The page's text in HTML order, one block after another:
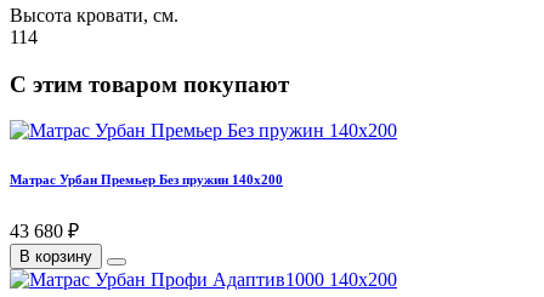
Высота кровати, см.
114
С этим товаром покупают
Матрас Урбан Премьер Без пружин 140х200
43 680 ₽
В корзину